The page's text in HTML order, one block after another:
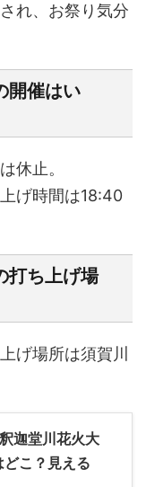
れ、お祭り気分
開催はい
休止。
げ時間は18:40
打ち上げ場
げ場所は須賀川
迦堂川花火大
こ？見える